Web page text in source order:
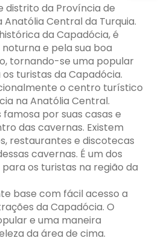
distrito da Província de
Anatólia Central da Turquia.
da Capadócia, é
e pela sua boa
tornando-se uma popular
turistas da Capadócia.
o centro turístico
na Anatólia Central.
por suas casas e
das cavernas. Existem
restaurantes e discotecas
cavernas. É um dos
os turistas na região da
base com fácil acesso a
da Capadócia. O
e uma maneira
da área de cima.